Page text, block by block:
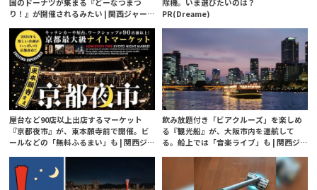
国のドーナツが集まる『どーなつまつ
り！』が開催されるみたい | 関西ジャー
除機。いま選びたいのは？
PR(Dreame)
屋台など90店以上出店するマーケット
『京都夜市』が、東本願寺前で開催。ビ
ールなどの「無料ふるまい」も | 関西ジ
飲み放題付き「ビアクルーズ」を楽しめ
る『観光船』が、大阪市内を運航して
る。船上では「音楽ライブ」も | 関西ジ